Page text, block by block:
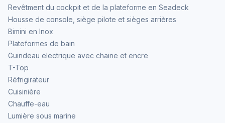
Revêtment du cockpit et de la plateforme en Seadeck
Housse de console, siège pilote et sièges arrières
Bimini en Inox
Plateformes de bain
Guindeau electrique avec chaine et encre
T-Top
Réfrigirateur
Cuisinière
Chauffe-eau
Lumière sous marine